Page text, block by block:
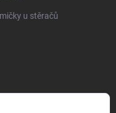
u stěračů